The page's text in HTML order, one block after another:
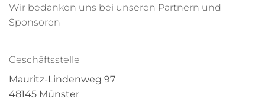
Wir bedanken uns bei unseren Partnern und
Sponsoren
Geschäftsstelle
Mauritz-Lindenweg 97
48145 Münster